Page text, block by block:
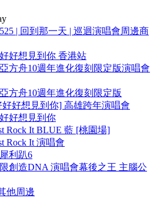
| 回到那一天 | 巡迴演唱會周邊商
好想見到你 香港站
方舟10週年進化復刻限定版演唱會
方舟10週年進化復刻限定版
好好想見到你] 高雄跨年演唱會
好想見到你
Rock It BLUE 藍 [桃園場]
Rock It 演唱會
利趴6
創造DNA 演唱會幕後之王 主腦公
他周邊